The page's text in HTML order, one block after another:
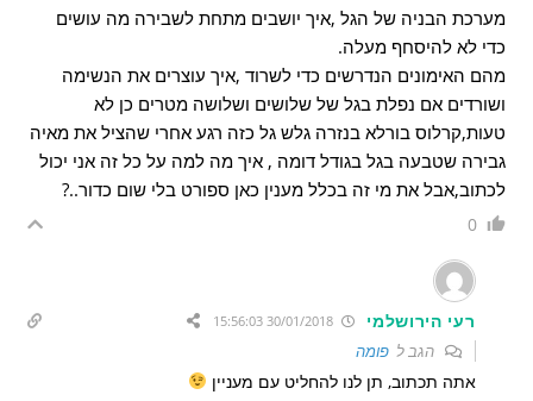
מערכת הבניה של הגל ,איך יושבים מתחת לשבירה מה עושים
כדי לא להיסחף מעלה.
מהם האימונים הנדרשים כדי לשרוד ,איך עוצרים את הנשימה
ושורדים אם נפלת בגל של שלושים ושלושה מטרים כן לא
טעות,קרלוס בורלא בנזרה גלש גל כזה רגע אחרי שהציל את מאיה
גבירה שטבעה בגל בגודל דומה , איך מה למה על כל זה אני יכול
לכתוב,אבל את מי זה בכלל מענין כאן ספורט בלי שום כדור..?
0
רעי הירושלמי
הגב לפומה
אתה תכתוב, תן לנו להחליט עם מעניין